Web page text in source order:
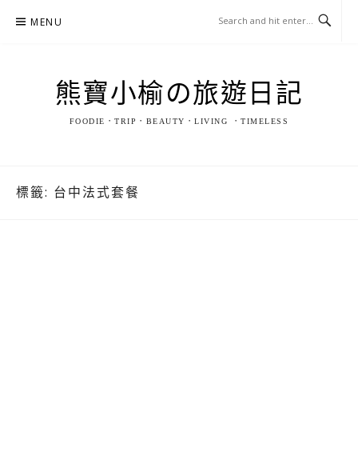
MENU
熊寶小榆の旅遊日記
FOODIE．TRIP．BEAUTY．LIVING ．TIMELESS
標籤: 台中法式套餐